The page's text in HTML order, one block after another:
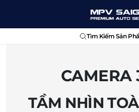
Tìm Kiếm Sản
CAMERA
TẦM NHÌN